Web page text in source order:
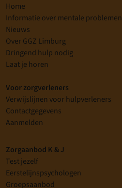
Home
Informatie over mentale problemen
Nieuws
Over GGZ Limburg
Dringend hulp nodig
Laat je horen
Voor zorgverleners
Verwijslijnen voor hulpverleners
Contactgegevens
Aanmelden
Zorgaanbod K & J
Test jezelf
Eerstelijnspsychologen
Groepsaanbod